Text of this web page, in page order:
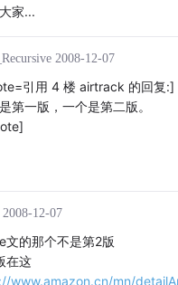
家...
2008-12-07
引用 4 楼 airtrack 的回复:]
第一版，一个是第二版。
2008-12-07
文的那个不是第2版
在这
www.amazon.cn/mn/